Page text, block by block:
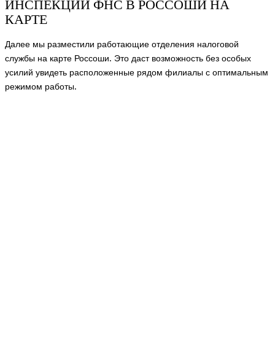
ИНСПЕКЦИИ ФНС В РОССОШИ НА
КАРТЕ
Далее мы разместили работающие отделения налоговой
службы на карте Россоши. Это даст возможность без особых
усилий увидеть расположенные рядом филиалы с оптимальным
режимом работы.